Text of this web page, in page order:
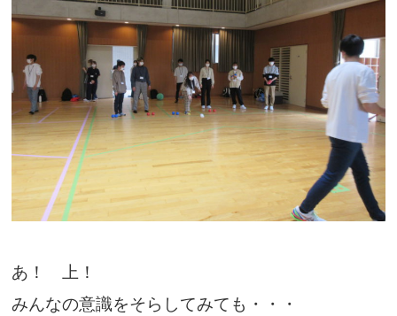
あ！ 上！
みんなの意識をそらしてみても・・・